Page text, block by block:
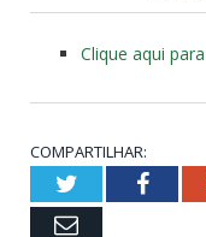
Clique aqui
COMPARTILHAR:
Twitter
Email